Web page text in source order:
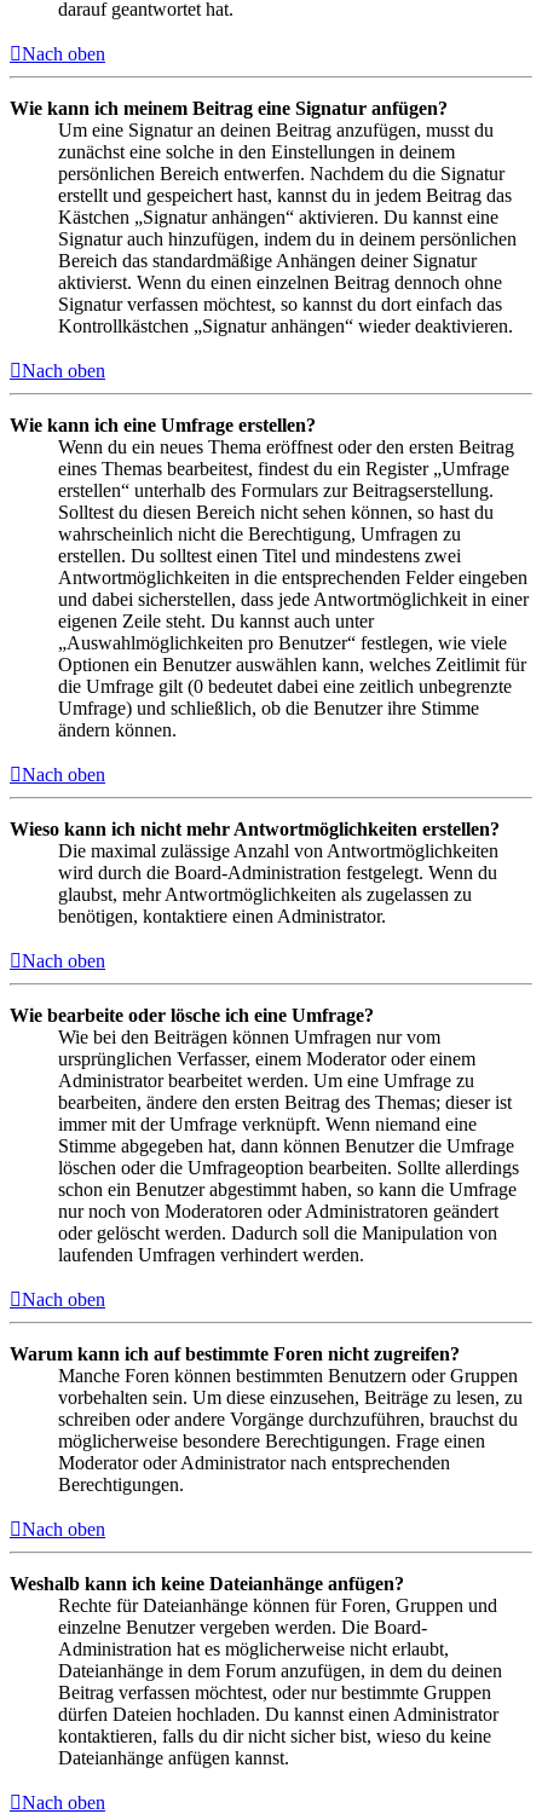
darauf geantwortet hat.
Nach oben
Wie kann ich meinem Beitrag eine Signatur anfügen?
Um eine Signatur an deinen Beitrag anzufügen, musst du
zunächst eine solche in den Einstellungen in deinem
persönlichen Bereich entwerfen. Nachdem du die Signatur
erstellt und gespeichert hast, kannst du in jedem Beitrag das
Kästchen „Signatur anhängen“ aktivieren. Du kannst eine
Signatur auch hinzufügen, indem du in deinem persönlichen
Bereich das standardmäßige Anhängen deiner Signatur
aktivierst. Wenn du einen einzelnen Beitrag dennoch ohne
Signatur verfassen möchtest, so kannst du dort einfach das
Kontrollkästchen „Signatur anhängen“ wieder deaktivieren.
Nach oben
Wie kann ich eine Umfrage erstellen?
Wenn du ein neues Thema eröffnest oder den ersten Beitrag
eines Themas bearbeitest, findest du ein Register „Umfrage
erstellen“ unterhalb des Formulars zur Beitragserstellung.
Solltest du diesen Bereich nicht sehen können, so hast du
wahrscheinlich nicht die Berechtigung, Umfragen zu
erstellen. Du solltest einen Titel und mindestens zwei
Antwortmöglichkeiten in die entsprechenden Felder eingeben
und dabei sicherstellen, dass jede Antwortmöglichkeit in einer
eigenen Zeile steht. Du kannst auch unter
„Auswahlmöglichkeiten pro Benutzer“ festlegen, wie viele
Optionen ein Benutzer auswählen kann, welches Zeitlimit für
die Umfrage gilt (0 bedeutet dabei eine zeitlich unbegrenzte
Umfrage) und schließlich, ob die Benutzer ihre Stimme
ändern können.
Nach oben
Wieso kann ich nicht mehr Antwortmöglichkeiten erstellen?
Die maximal zulässige Anzahl von Antwortmöglichkeiten
wird durch die Board-Administration festgelegt. Wenn du
glaubst, mehr Antwortmöglichkeiten als zugelassen zu
benötigen, kontaktiere einen Administrator.
Nach oben
Wie bearbeite oder lösche ich eine Umfrage?
Wie bei den Beiträgen können Umfragen nur vom
ursprünglichen Verfasser, einem Moderator oder einem
Administrator bearbeitet werden. Um eine Umfrage zu
bearbeiten, ändere den ersten Beitrag des Themas; dieser ist
immer mit der Umfrage verknüpft. Wenn niemand eine
Stimme abgegeben hat, dann können Benutzer die Umfrage
löschen oder die Umfrageoption bearbeiten. Sollte allerdings
schon ein Benutzer abgestimmt haben, so kann die Umfrage
nur noch von Moderatoren oder Administratoren geändert
oder gelöscht werden. Dadurch soll die Manipulation von
laufenden Umfragen verhindert werden.
Nach oben
Warum kann ich auf bestimmte Foren nicht zugreifen?
Manche Foren können bestimmten Benutzern oder Gruppen
vorbehalten sein. Um diese einzusehen, Beiträge zu lesen, zu
schreiben oder andere Vorgänge durchzuführen, brauchst du
möglicherweise besondere Berechtigungen. Frage einen
Moderator oder Administrator nach entsprechenden
Berechtigungen.
Nach oben
Weshalb kann ich keine Dateianhänge anfügen?
Rechte für Dateianhänge können für Foren, Gruppen und
einzelne Benutzer vergeben werden. Die Board-
Administration hat es möglicherweise nicht erlaubt,
Dateianhänge in dem Forum anzufügen, in dem du deinen
Beitrag verfassen möchtest, oder nur bestimmte Gruppen
dürfen Dateien hochladen. Du kannst einen Administrator
kontaktieren, falls du dir nicht sicher bist, wieso du keine
Dateianhänge anfügen kannst.
Nach oben